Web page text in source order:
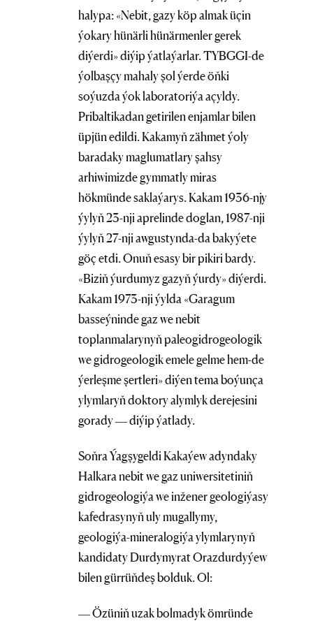
halypa: «Nebit, gazy köp almak üçin
ýokary hünärli hünärmenler gerek
diýerdi» diýip ýatlaýarlar. TYBGGI-de
ýolbaşçy mahaly şol ýerde öňki
soýuzda ýok laboratoriýa açyldy.
Pribaltikadan getirilen enjamlar bilen
üpjün edildi. Kakamyň zähmet ýoly
baradaky maglumatlary şahsy
arhiwimizde gymmatly miras
hökmünde saklaýarys. Kakam 1936-njy
ýylyň 23-nji aprelinde doglan, 1987-nji
ýylyň 27-nji awgustynda-da bakyýete
göç etdi. Onuň esasy bir pikiri bardy.
«Biziň ýurdumyz gazyň ýurdy» diýerdi.
Kakam 1973-nji ýylda «Garagum
basseýninde gaz we nebit
toplanmalarynyň paleogidrogeologik
we gidrogeologik emele gelme hem-de
ýerleşme şertleri» diýen tema boýunça
ylymlaryň doktory alymlyk derejesini
gorady — diýip ýatlady.
Soňra Ýagşygeldi Kakaýew adyndaky
Halkara nebit we gaz uniwersitetiniň
gidrogeologiýa we inžener geologiýasy
kafedrasynyň uly mugallymy,
geologiýa-mineralogiýa ylymlarynyň
kandidaty Durdymyrat Orazdurdyýew
bilen gürrüňdeş bolduk. Ol:
— Özüniň uzak bolmadyk ömründe